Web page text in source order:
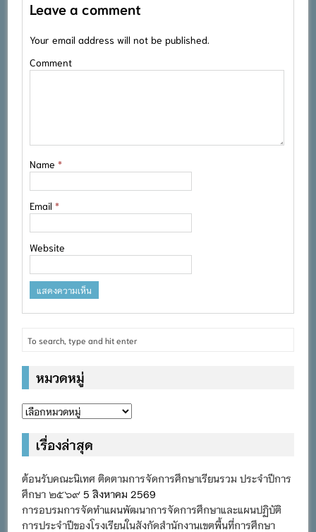
Leave a comment
Your email address will not be published.
Comment
Name*
Email*
Website
หมวดหมู่
หมวด
เรื่องล่าสุด
ต้อนรับคณะนิเทศ ติดตามการจัดการศึกษาเรียนรวม ประจำปีการ
ศึกษา ๒๕๖๙ 5 สิงหาคม 2569
การอบรมการจัดทำแผนพัฒนาการจัดการศึกษาและแผนปฏิบัติ
การประจำปีของโรงเรียนในสังกัดสำนักงานเขตพื้นที่การศึกษา